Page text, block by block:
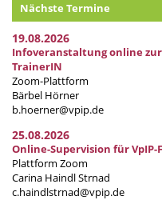
Nächste Termine
19.08.2026
Infoveranstaltung online
TrainerIN
Zoom-Plattform
Bärbel Hörner
b.hoerner@vpip.de
25.08.2026
Online-Supervision für
Plattform Zoom
Carina Haindl Strnad
c.haindlstrnad@vpip.de